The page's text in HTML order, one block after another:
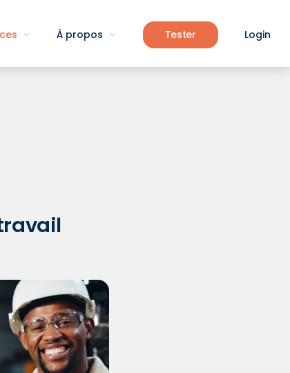
À propos Tester Login